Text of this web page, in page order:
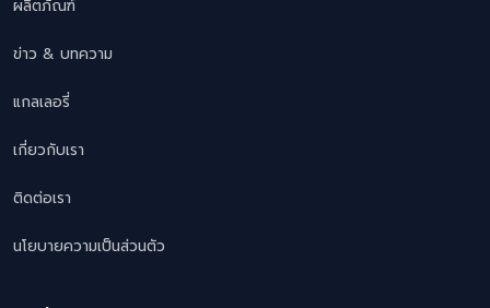
ผลิตภัณฑ์
ข่าว & บทความ
แกลเลอรี่
เกี่ยวกับเรา
ติดต่อเรา
นโยบายความเป็นส่วนตัว